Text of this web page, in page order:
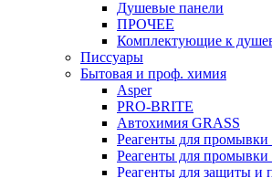
Душевые панели
ПРОЧЕЕ
Комплектующие к
Писсуары
Бытовая и проф. химия
Asper
PRO-BRITE
Автохимия GRASS
Реагенты для промывки
Реагенты для промывки
Реагенты для защиты и